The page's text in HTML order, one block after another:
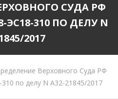
СУДА РФ
ЭС18-310 ПО ДЕЛУ N
2017
Верховного Суда РФ
по делу N А32-21845/2017